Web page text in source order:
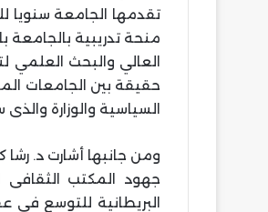
منحة تدريبية بالجامعة
حقيقة بين الجامعات
السياسية والوزارة
ومن جانبها أشارت د.
جهود المكتب
البريطانية للتوسع فى